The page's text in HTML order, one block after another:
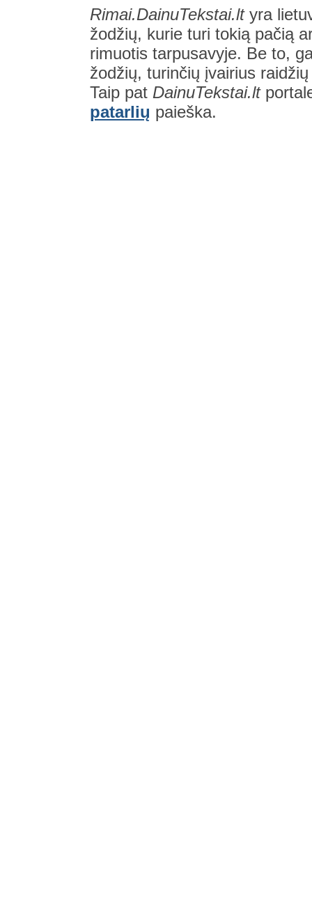
Rimai.DainuTekstai.ltyra
žodžių, kurie turi tokią pačią
rimuotis tarpusavyje. Be to,
žodžių, turinčių įvairius
Taip pat DainuTekstai.lt
patarlių paieška.